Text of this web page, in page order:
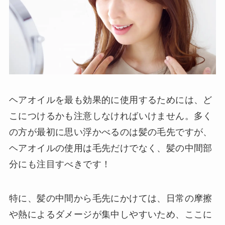
ヘアオイルを最も効果的に使用するためには、ど
こにつけるかも注意しなければいけません。多く
の方が最初に思い浮かべるのは髪の毛先ですが、
ヘアオイルの使用は毛先だけでなく、髪の中間部
分にも注目すべきです！
特に、髪の中間から毛先にかけては、日常の摩擦
や熱によるダメージが集中しやすいため、ここに